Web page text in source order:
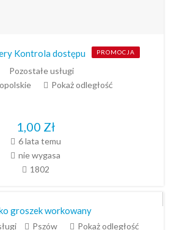
Kontrola dostępu PROMOCJA
Pozostałe usługi
Pokaż odległość
1,00 Zł
6 lata temu
nie wygasa
1802
groszek workowany
Pszów Pokaż odległość